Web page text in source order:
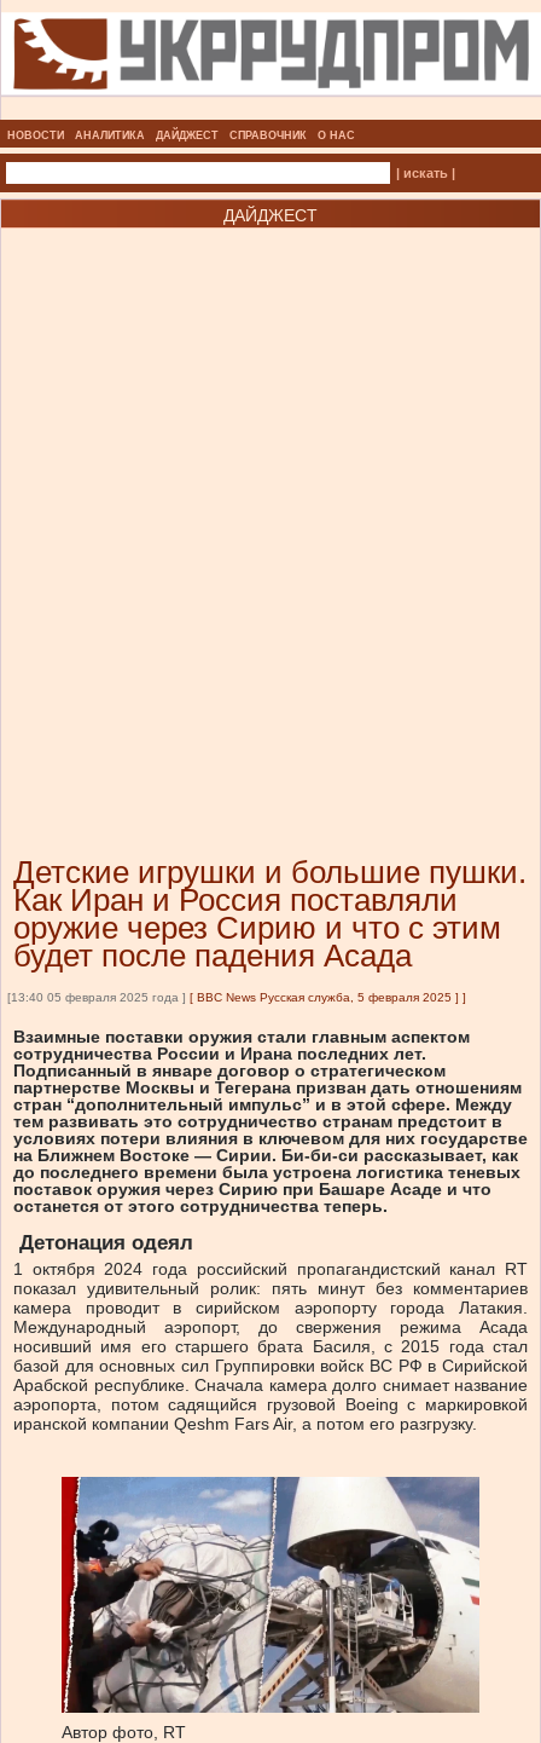
НОВОСТИ АНАЛИТИКА ДАЙДЖЕСТ СПРАВОЧНИК О НАС
| искать |
ДАЙДЖЕСТ
Детские игрушки и большие пушки.
Как Иран и Россия поставляли
оружие через Сирию и что с этим
будет после падения Асада
[13:40 05 февраля 2025 года ] [ BBC News Русская служба, 5 февраля 2025 ] ]
Взаимные поставки оружия стали главным аспектом
сотрудничества России и Ирана последних лет.
Подписанный в январе договор о стратегическом
партнерстве Москвы и Тегерана призван дать отношениям
стран “дополнительный импульс” и в этой сфере. Между
тем развивать это сотрудничество странам предстоит в
условиях потери влияния в ключевом для них государстве
на Ближнем Востоке — Сирии. Би-би-си рассказывает, как
до последнего времени была устроена логистика теневых
поставок оружия через Сирию при Башаре Асаде и что
останется от этого сотрудничества теперь.
Детонация одеял
1 октября 2024 года российский пропагандистский канал RT
показал удивительный ролик: пять минут без комментариев
камера проводит в сирийском аэропорту города Латакия.
Международный аэропорт, до свержения режима Асада
носивший имя его старшего брата Басиля, с 2015 года стал
базой для основных сил Группировки войск ВС РФ в Сирийской
Арабской республике. Сначала камера долго снимает название
аэропорта, потом садящийся грузовой Boeing с маркировкой
иранской компании Qeshm Fars Air, а потом его разгрузку.
Автор фото, RT